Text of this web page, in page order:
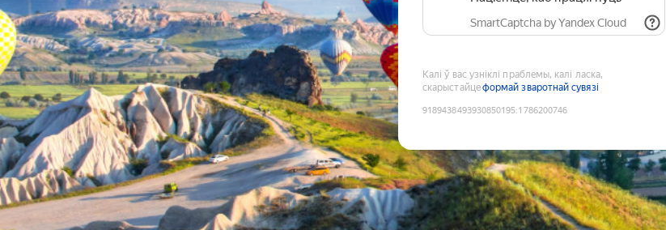
SmartCaptcha by Yandex Cloud
Калі ў вас узніклі праблемы, калі ласка,
скарыстайцеформай зваротнай сувязі
9189438493930850195:1786200746